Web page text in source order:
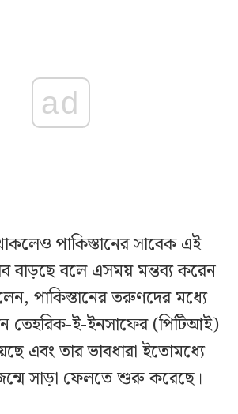
ad
পাকিস্তানের সাবেক এই
বাড়ছে বলে এসময় মন্তব্য করেন
পাকিস্তানের তরুণদের মধ্যে
তেহরিক-ই-ইনসাফের (পিটিআই)
এবং তার ভাবধারা ইতোমধ্যে
সাড়া ফেলতে শুরু করেছে।